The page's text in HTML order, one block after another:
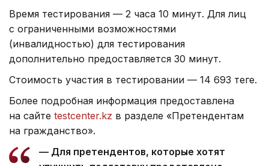
Время тестирования — 2 часа 10 минут. Для лиц
с ограниченными возможностями
(инвалидностью) для тестирования
дополнительно предоставляется 30 минут.
Стоимость участия в тестировании — 14 693 теңге.
Более подробная информация предоставлена
на сайте testcenter.kz в разделе «Претендентам
на гражданство».
— Для претендентов, которые хотят